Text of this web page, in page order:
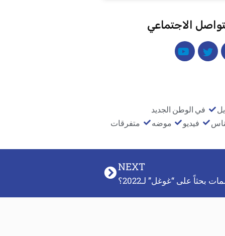
الاجتماعي
في الوطن الجديد
فيديو موضه متفرقات
NEXT
بحثاً على “غوغل” لـ2022؟